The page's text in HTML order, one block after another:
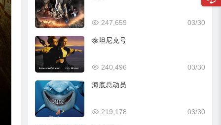
03/30
247,659
泰坦尼克号
03/30
240,496
海底总动员
03/30
219,178